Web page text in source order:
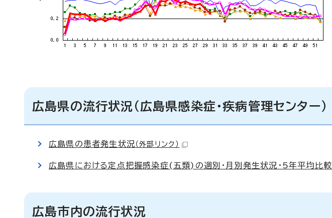
広島県の流行状況（広島県感染症・疾病管理センター）
広島県の患者発生状況 （外部リンク）
広島県における定点把握感染症(五類)の週別・月別発生状況・5年平均比較
広島市内の流行状況